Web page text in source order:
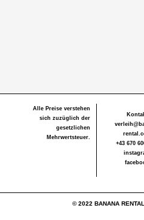
Alle Preise verstehen
sich zuzüglich der
gesetzlichen
Mehrwertsteuer.
+43 670
© 2022 BANANA